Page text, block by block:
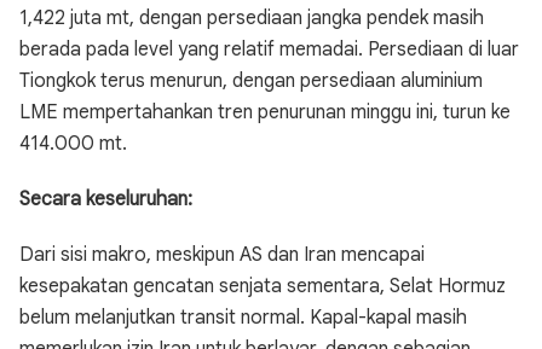
1,422 juta mt, dengan persediaan jangka pendek masih
berada pada level yang relatif memadai. Persediaan di luar
Tiongkok terus menurun, dengan persediaan aluminium
LME mempertahankan tren penurunan minggu ini, turun ke
414.000 mt.
Secara keseluruhan:
Dari sisi makro, meskipun AS dan Iran mencapai
kesepakatan gencatan senjata sementara, Selat Hormuz
belum melanjutkan transit normal. Kapal-kapal masih